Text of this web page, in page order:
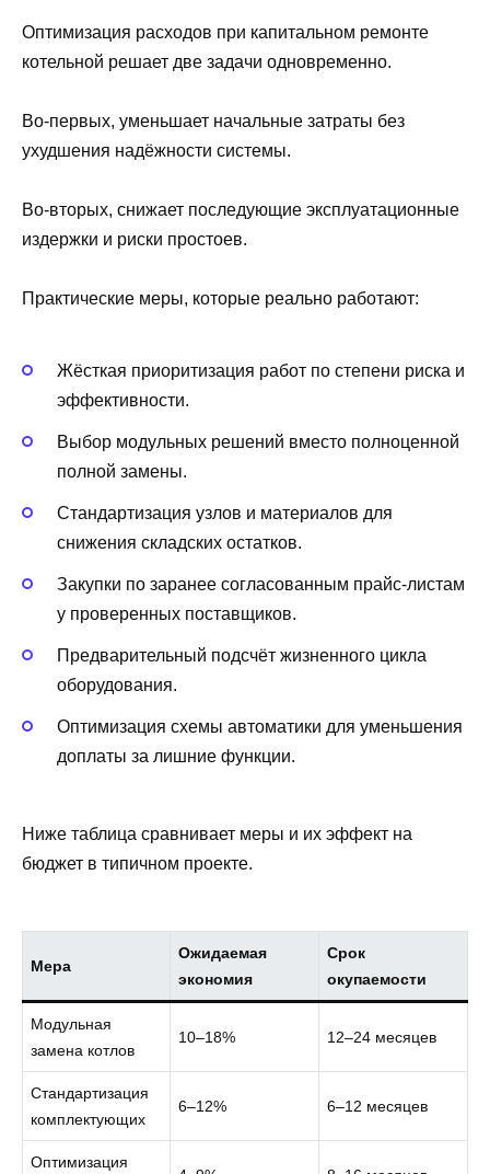
Оптимизация расходов при капитальном ремонте
котельной решает две задачи одновременно.
Во‑первых, уменьшает начальные затраты без
ухудшения надёжности системы.
Во‑вторых, снижает последующие эксплуатационные
издержки и риски простоев.
Практические меры, которые реально работают:
Жёсткая приоритизация работ по степени риска и
эффективности.
Выбор модульных решений вместо полноценной
полной замены.
Стандартизация узлов и материалов для
снижения складских остатков.
Закупки по заранее согласованным прайс‑листам
у проверенных поставщиков.
Предварительный подсчёт жизненного цикла
оборудования.
Оптимизация схемы автоматики для уменьшения
доплаты за лишние функции.
Ниже таблица сравнивает меры и их эффект на
бюджет в типичном проекте.
Мера
Ожидаемая
экономия
Срок
окупаемости
Модульная
замена котлов
10–18% 12–24 месяцев
Стандартизация
комплектующих
6–12% 6–12 месяцев
Оптимизация